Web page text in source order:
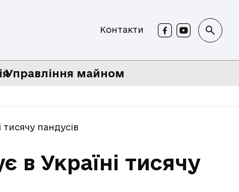
Контакти
Управління майном
пандусів
в Україні тисячу